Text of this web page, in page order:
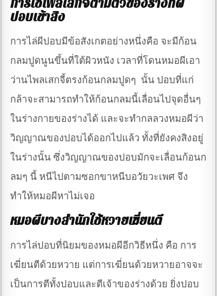
ปอบเข้าสิง
การไล่ผีปอบมีข้อสังเกตอย่างหนึ่งคือ จะมีก้อน
กลมปูดนูนขึ้นที่ใต้ผิวหนัง เวลาที่โดนหมอผีเอา
ว่านไพลเสกจี้ตรงก้อนกลมปูดๆ นั้น ปอบที่แก่
กล้าจะสามารถทำให้ก้อนกลมนี้เลื่อนไปจุดอื่นๆ
ในร่างกายของร่างได้ และจะทำกลลวงหมอผีว่า
วิญญาณของปอบได้ออกไปแล้ว ทั้งที่ยังคงสิงอยู่
ในร่างนั้น ซึ่งวิญญาณของปอบมักจะเลื่อนก้อนก
ลมๆ นี้ หนีไปตามซอกขาหนีบอวัยวะเพศ จึง
ทำให้หมอผีหาไม่เจอ
หมอผีบางสำนักใช้หวายเฆี่ยนตี
การไล่ปอบที่นิยมของหมอผีอีกวิธีหนึ่ง คือ การ
เฆี่ยนตีด้วยหวาย แต่การเฆี่ยนด้วยหวายอาจจะ
เป็นการตีทั้งปอบและตีเจ้าของร่างด้วย ยิ่งปอบ